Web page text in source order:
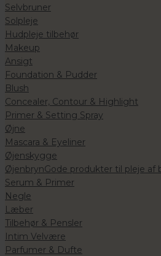
Selvbruner
Solpleje
Hudpleje tilbehør
Makeup
Ansigt
Foundation & Pudder
Blush
Concealer, Contour & Highlight
Primer & Setting Spray
Øjne
Mascara & Eyeliner
Øjenskygge
ØjenbrynGode produkter til pleje af
Serum & Primer
Negle
Læber
Tilbehør & Pensler
Intim Velvære
Parfumer & Dufte